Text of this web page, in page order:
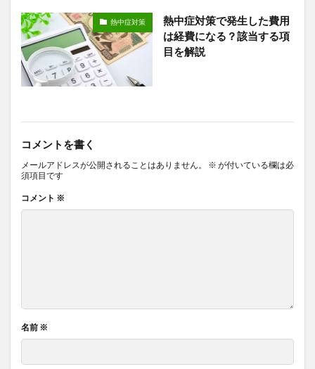
熱中症対策
熱中症対策で発生した費用
は経費になる？該当する項
目を解説
コメントを書く
メールアドレスが公開されることはありません。 ※ が付いている欄は必
須項目です
コメント ※
名前 ※